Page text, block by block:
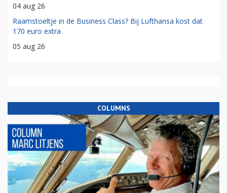
04 aug 26
Raamstoeltje in de Business Class? Bij Lufthansa kost dat
170 euro extra
05 aug 26
COLUMNS